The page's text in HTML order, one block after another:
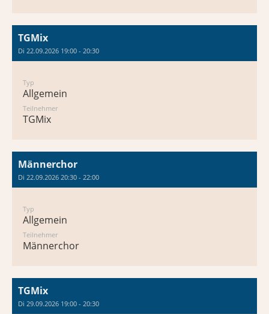
TGMix
Di 22.09.2026 19:00 - 20:30
Typ
Allgemein
Teilnehmer
TGMix
Männerchor
Di 22.09.2026 20:30 - 22:00
Typ
Allgemein
Teilnehmer
Männerchor
TGMix
Di 29.09.2026 19:00 - 20:30